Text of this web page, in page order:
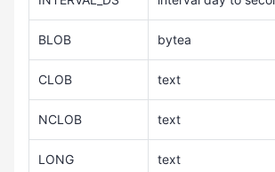
BLOB bytea
CLOB text
NCLOB text
LONG text